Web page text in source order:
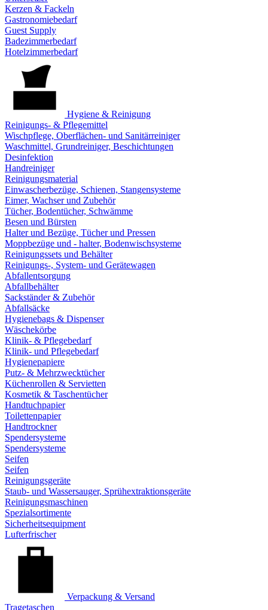
Kerzen & Fackeln
Gastronomiebedarf
Guest Supply
Badezimmerbedarf
Hotelzimmerbedarf
Hygiene & Reinigung
Reinigungs- & Pflegemittel
Wischpflege, Oberflächen- und Sanitärreiniger
Waschmittel, Grundreiniger, Beschichtungen
Desinfektion
Handreiniger
Reinigungsmaterial
Einwascherbezüge, Schienen, Stangensysteme
Eimer, Wachser und Zubehör
Tücher, Bodentücher, Schwämme
Besen und Bürsten
Halter und Bezüge, Tücher und Pressen
Moppbezüge und - halter, Bodenwischsysteme
Reinigungssets und Behälter
Reinigungs-, System- und Gerätewagen
Abfallentsorgung
Abfallbehälter
Sackständer & Zubehör
Abfallsäcke
Hygienebags & Dispenser
Wäschekörbe
Klinik- & Pflegebedarf
Klinik- und Pflegebedarf
Hygienepapiere
Putz- & Mehrzwecktücher
Küchenrollen & Servietten
Kosmetik & Taschentücher
Handtuchpapier
Toilettenpapier
Handtrockner
Spendersysteme
Spendersysteme
Seifen
Seifen
Reinigungsgeräte
Staub- und Wassersauger, Sprühextraktionsgeräte
Reinigungsmaschinen
Spezialsortimente
Sicherheitsequipment
Lufterfrischer
Verpackung & Versand
Tragetaschen